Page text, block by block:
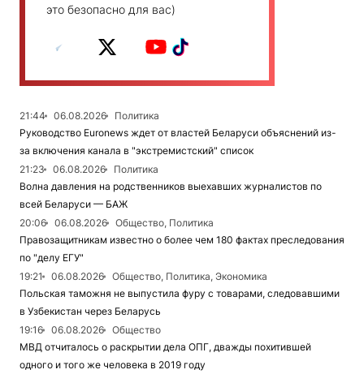
это безопасно для вас)
21:44 06.08.2026
Политика
Руководство Euronews ждет от властей Беларуси объяснений из-
за включения канала в "экстремистский" список
21:23
06.08.2026
Политика
Волна давления на родственников выехавших журналистов по
всей Беларуси — БАЖ
20:06
06.08.2026
Общество, Политика
Правозащитникам известно о более чем 180 фактах преследования
по "делу ЕГУ"
19:21
06.08.2026
Общество, Политика, Экономика
Польская таможня не выпустила фуру с товарами, следовавшими
в Узбекистан через Беларусь
19:16
06.08.2026
Общество
МВД отчиталось о раскрытии дела ОПГ, дважды похитившей
одного и того же человека в 2019 году